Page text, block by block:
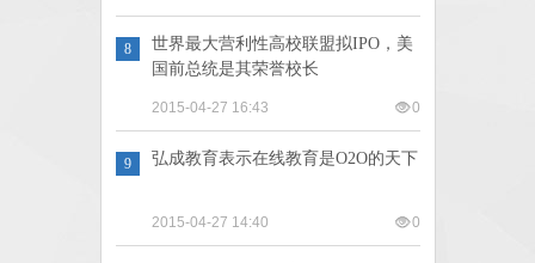
8
世界最大营利性高校联盟拟IPO，美
国前总统是其荣誉校长
2015-04-27 16:43 0
9 弘成教育表示在线教育是O2O的天下
2015-04-27 14:40 0